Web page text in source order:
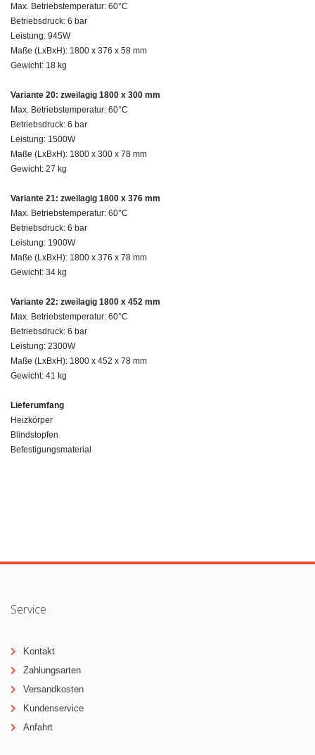
Max. Betriebstemperatur: 60°C
Betriebsdruck: 6 bar
Leistung: 945W
Maße (LxBxH): 1800 x 376 x 58 mm
Gewicht: 18 kg
Variante 20: zweilagig 1800 x 300 mm
Max. Betriebstemperatur: 60°C
Betriebsdruck: 6 bar
Leistung: 1500W
Maße (LxBxH): 1800 x 300 x 78 mm
Gewicht: 27 kg
Variante 21: zweilagig 1800 x 376 mm
Max. Betriebstemperatur: 60°C
Betriebsdruck: 6 bar
Leistung: 1900W
Maße (LxBxH): 1800 x 376 x 78 mm
Gewicht: 34 kg
Variante 22: zweilagig 1800 x 452 mm
Max. Betriebstemperatur: 60°C
Betriebsdruck: 6 bar
Leistung: 2300W
Maße (LxBxH): 1800 x 452 x 78 mm
Gewicht: 41 kg
Lieferumfang
Heizkörper
Blindstopfen
Befestigungsmaterial
Service
Kontakt
Zahlungsarten
Versandkosten
Kundenservice
Anfahrt